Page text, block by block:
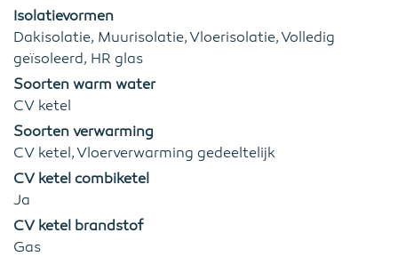
Isolatievormen
Dakisolatie, Muurisolatie, Vloerisolatie, Volledig
geïsoleerd, HR glas
Soorten warm water
CV ketel
Soorten verwarming
CV ketel, Vloerverwarming gedeeltelijk
CV ketel combiketel
Ja
CV ketel brandstof
Gas